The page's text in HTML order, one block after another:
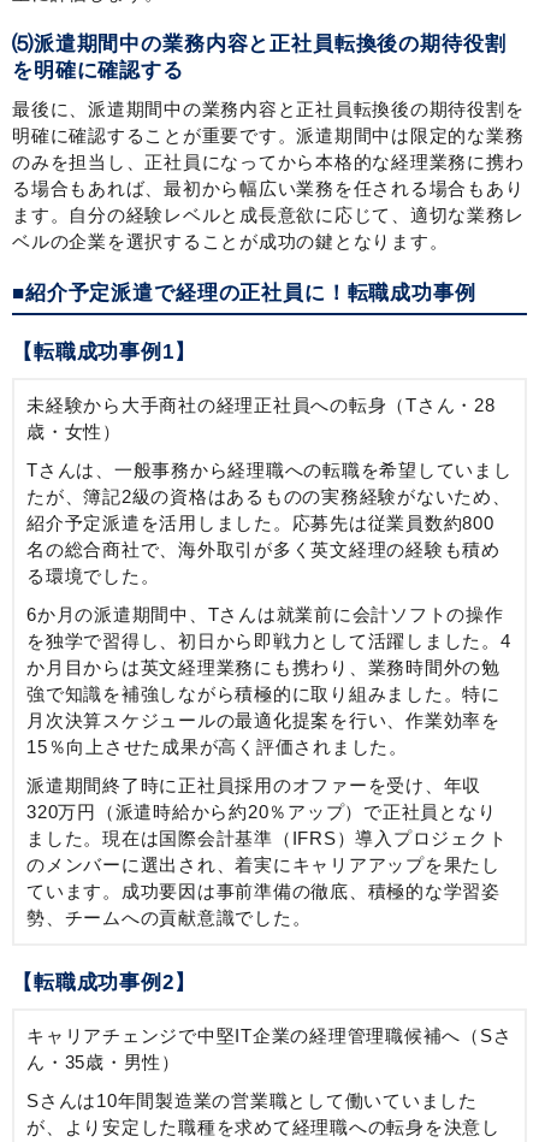
⑸派遣期間中の業務内容と正社員転換後の期待役割
を明確に確認する
最後に、派遣期間中の業務内容と正社員転換後の期待役割を
明確に確認することが重要です。派遣期間中は限定的な業務
のみを担当し、正社員になってから本格的な経理業務に携わ
る場合もあれば、最初から幅広い業務を任される場合もあり
ます。自分の経験レベルと成長意欲に応じて、適切な業務レ
ベルの企業を選択することが成功の鍵となります。
■紹介予定派遣で経理の正社員に！転職成功事例
【転職成功事例1】
未経験から大手商社の経理正社員への転身（Tさん・28
歳・女性）
Tさんは、一般事務から経理職への転職を希望していまし
たが、簿記2級の資格はあるものの実務経験がないため、
紹介予定派遣を活用しました。応募先は従業員数約800
名の総合商社で、海外取引が多く英文経理の経験も積め
る環境でした。
6か月の派遣期間中、Tさんは就業前に会計ソフトの操作
を独学で習得し、初日から即戦力として活躍しました。4
か月目からは英文経理業務にも携わり、業務時間外の勉
強で知識を補強しながら積極的に取り組みました。特に
月次決算スケジュールの最適化提案を行い、作業効率を
15％向上させた成果が高く評価されました。
派遣期間終了時に正社員採用のオファーを受け、年収
320万円（派遣時給から約20％アップ）で正社員となり
ました。現在は国際会計基準（IFRS）導入プロジェクト
のメンバーに選出され、着実にキャリアアップを果たし
ています。成功要因は事前準備の徹底、積極的な学習姿
勢、チームへの貢献意識でした。
【転職成功事例2】
キャリアチェンジで中堅IT企業の経理管理職候補へ（Sさ
ん・35歳・男性）
Sさんは10年間製造業の営業職として働いていました
が、より安定した職種を求めて経理職への転身を決意し